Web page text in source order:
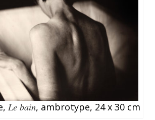
Le bain, ambrotype, 24 x 30 cm